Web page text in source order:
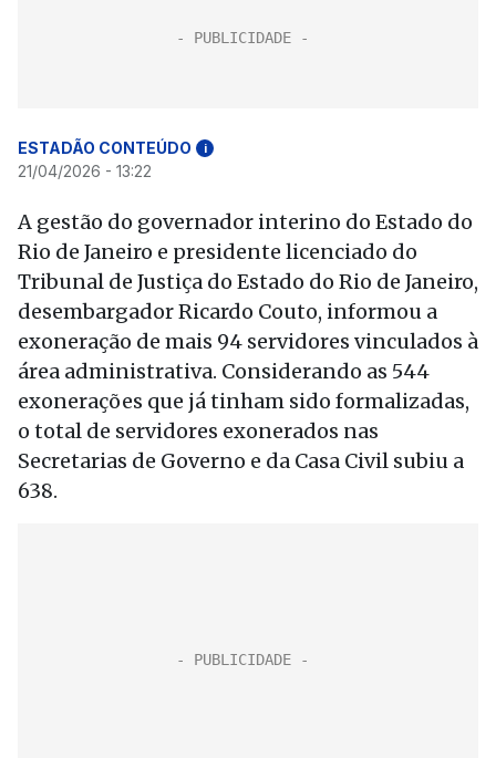
ESTADÃO CONTEÚDO i
21/04/2026 - 13:22
A gestão do governador interino do Estado do
Rio de Janeiro e presidente licenciado do
Tribunal de Justiça do Estado do Rio de Janeiro,
desembargador Ricardo Couto, informou a
exoneração de mais 94 servidores vinculados à
área administrativa. Considerando as 544
exonerações que já tinham sido formalizadas,
o total de servidores exonerados nas
Secretarias de Governo e da Casa Civil subiu a
638.